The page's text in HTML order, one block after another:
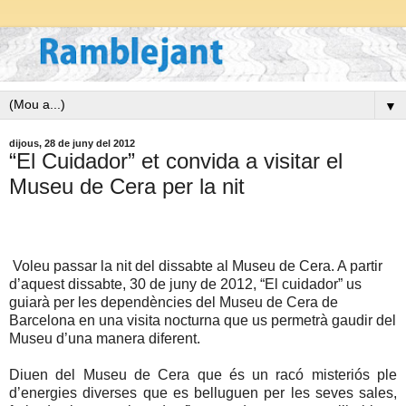
▼
dijous, 28 de juny del 2012
“El Cuidador” et convida a visitar el
Museu de Cera per la nit
Voleu passar la nit del dissabte al Museu de Cera. A partir
d’aquest dissabte, 30 de juny de 2012, “El cuidador” us
guiarà per les dependències del Museu de Cera de
Barcelona en una visita nocturna que us permetrà gaudir del
Museu d’una manera diferent.
Diuen del Museu de Cera que és un racó misteriós ple
d’energies diverses que esbelluguen per les seves sales,